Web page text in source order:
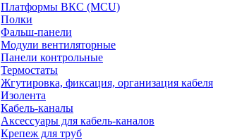
Платформы ВКС (MCU)
Полки
Фальш-панели
Модули вентиляторные
Панели контрольные
Термостаты
Жгутировка, фиксация, организация кабеля
Изолента
Кабель-каналы
Аксессуары для кабель-каналов
Крепеж для труб